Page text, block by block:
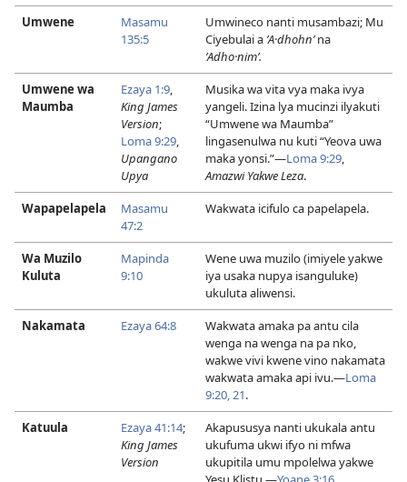
Umwene
Masamu
135:5
Umwineco nanti musambazi; Mu
Ciyebulai a ʼA·dhohnʹna
ʼAdho·nimʹ.
Umwene wa
Maumba
Ezaya 1:9,
King James
Version;
Loma 9:29,
Upangano
Upya
Musika wa vita vya maka ivya
yangeli. Izina lya mucinzi ilyakuti
“Umwene wa Maumba”
lingasenulwa nu kuti “Yeova uwa
maka yonsi.”—Loma 9:29,
Amazwi Yakwe Leza.
Wapapelapela
Masamu
47:2
Wakwata icifulo ca papelapela.
Wa Muzilo
Kuluta
Mapinda
9:10
Wene uwa muzilo (imiyele yakwe
iya usaka nupya isanguluke)
ukuluta aliwensi.
Nakamata
Ezaya 64:8
Wakwata amaka pa antu cila
wenga na wenga na pa nko,
wakwe vivi kwene vino nakamata
wakwata amaka api ivu.—Loma
9:20, 21.
Katuula
Ezaya 41:14;
King James
Version
Akapususya nanti ukukala antu
ukufuma ukwi ifyo ni mfwa
ukupitila umu mpolelwa yakwe